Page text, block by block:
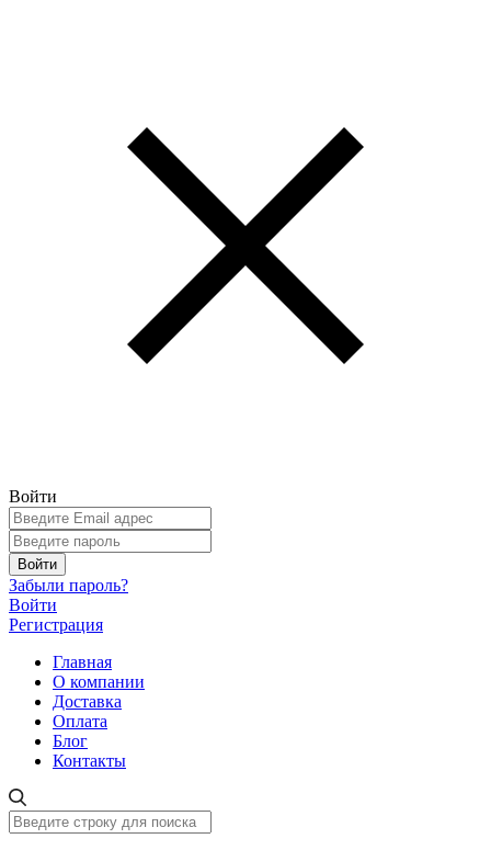
Войти
Войти
Забыли пароль?
Войти
Регистрация
Главная
О компании
Доставка
Оплата
Блог
Контакты